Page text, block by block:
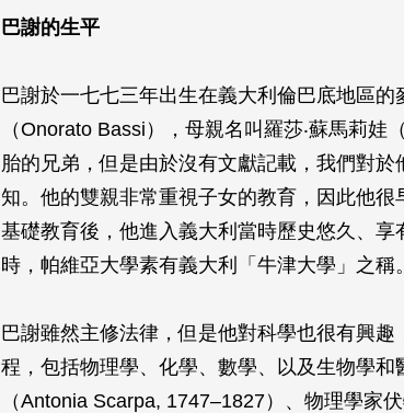
巴謝的生平
巴謝於一七七三年出生在義大利倫巴底地區
（Onorato Bassi），母親名叫羅莎‧蘇馬莉
胎的兄弟，但是由於沒有文獻記載，我們對
知。他的雙親非常重視子女的教育，因此他
基礎教育後，他進入義大利當時歷史悠久、
時，帕維亞大學素有義大利「牛津大學」之稱。
巴謝雖然主修法律，但是他對科學也很有興
程，包括物理學、化學、數學、以及生物學
（Antonia Scarpa, 1747–1827）、物理學家